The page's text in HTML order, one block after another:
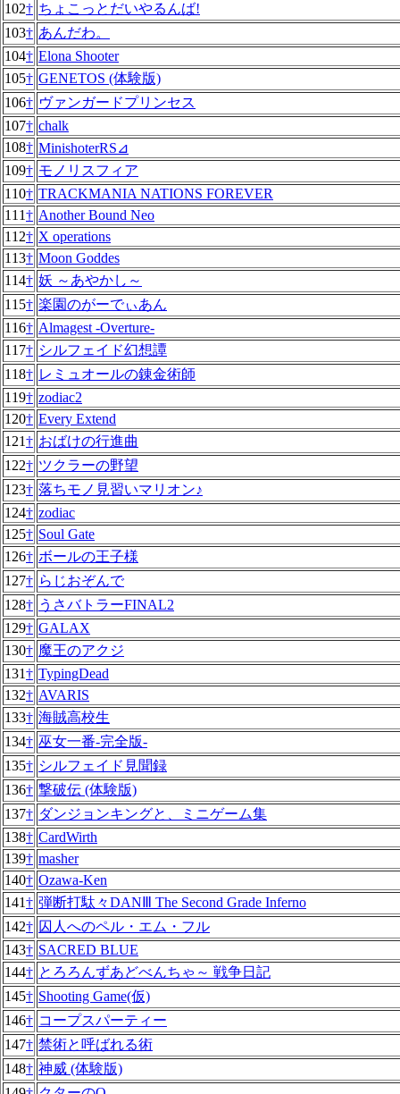
102† ちょこっとだいやるんば!
103† あんだわ。
104† Elona Shooter
105† GENETOS (体験版)
106† ヴァンガードプリンセス
107† chalk
108† MinishoterRS⊿
109† モノリスフィア
110† TRACKMANIA NATIONS FOREVER
111† Another Bound Neo
112† X operations
113† Moon Goddes
114† 妖 ～あやかし～
115† 楽園のがーでぃあん
116† Almagest -Overture-
117† シルフェイド幻想譚
118† レミュオールの錬金術師
119† zodiac2
120† Every Extend
121† おばけの行進曲
122† ツクラーの野望
123† 落ちモノ見習いマリオン♪
124† zodiac
125† Soul Gate
126† ボールの王子様
127† らじおぞんで
128† うさバトラーFINAL2
129† GALAX
130† 魔王のアクジ
131† TypingDead
132† AVARIS
133† 海賊高校生
134† 巫女一番-完全版-
135† シルフェイド見聞録
136† 撃破伝 (体験版)
137† ダンジョンキングと、ミニゲーム集
138† CardWirth
139† masher
140† Ozawa-Ken
141† 弾断打駄々DANⅢ The Second Grade Inferno
142† 囚人へのペル・エム・フル
143† SACRED BLUE
144† とろろんずあどべんちゃ～ 戦争日記
145† Shooting Game(仮)
146† コープスパーティー
147† 禁術と呼ばれる術
148† 神威 (体験版)